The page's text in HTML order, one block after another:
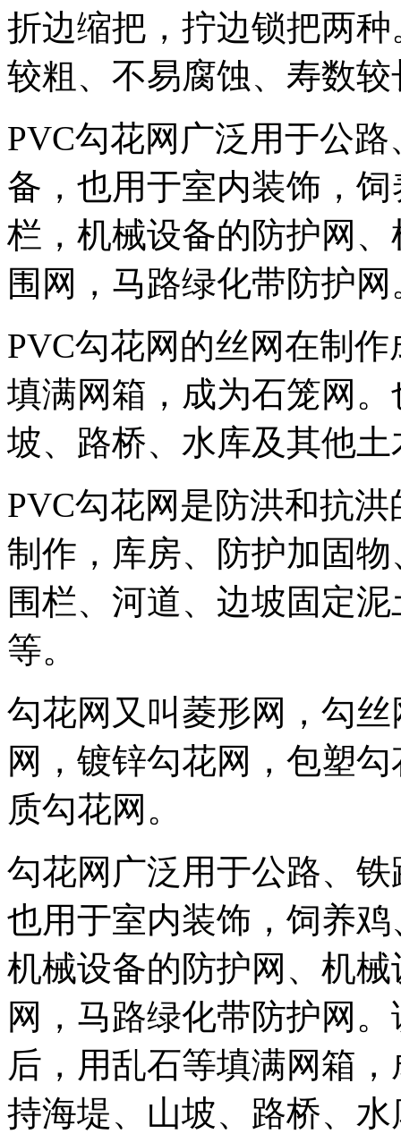
折边缩把，拧边锁把两
较粗、不易腐蚀、寿数
PVC勾花网广泛用于公
备，也用于室内装饰，
栏，机械设备的防护网
围网，马路绿化带防护网
PVC勾花网的丝网在制
填满网箱，成为石笼网
坡、路桥、水库及其他
PVC勾花网是防洪和抗
制作，库房、防护加固
围栏、河道、边坡固定
等。
勾花网又叫菱形网，勾
网，镀锌勾花网，包塑
质勾花网。
勾花网广泛用于公路、
也用于室内装饰，饲养
机械设备的防护网、机
网，马路绿化带防护网
后，用乱石等填满网箱
持海堤、山坡、路桥、